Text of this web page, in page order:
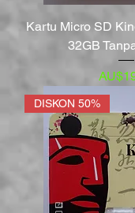
Kartu Micro SD
32GB
Harga
DISKON 50%